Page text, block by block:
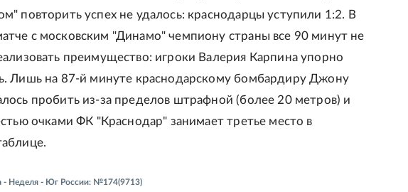
повторить успех не удалось: краснодарцы уступили 1:2. В
с московским "Динамо" чемпиону страны все 90 минут не
преимущество: игроки Валерия Карпина упорно
Лишь на 87-й минуте краснодарскому бомбардиру Джону
пробить из-за пределов штрафной (более 20 метров) и
очками ФК "Краснодар" занимает третье место в
- Неделя - Юг России: №174(9713)